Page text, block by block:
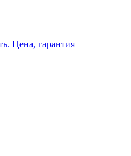
Цена, гарантия